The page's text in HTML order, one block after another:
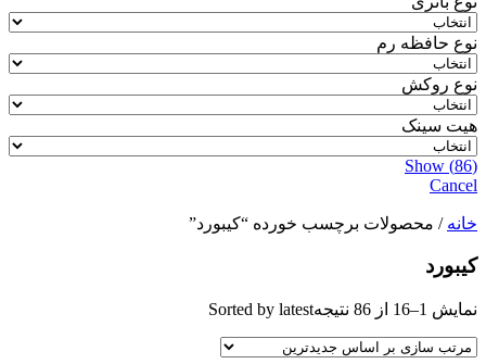
نوع حافظه رم
نوع روکش
هیت سینک
Show (86)
Cancel
خانه / محصولات برچسب خورده “کیبورد”
کیبورد
نمایش 1–16 از 86 نتیجه Sorted by latest